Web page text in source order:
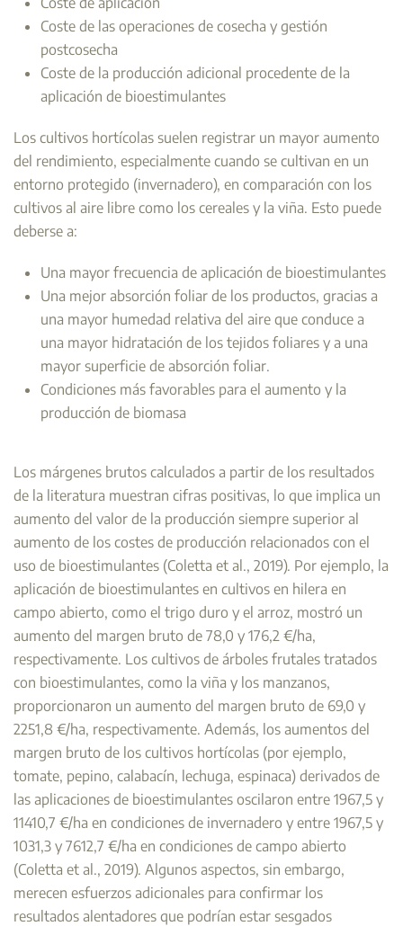
Coste de las operaciones de cosecha y gestión
postcosecha
Coste de la producción adicional procedente de la
aplicación de bioestimulantes
Los cultivos hortícolas suelen registrar un mayor aumento
del rendimiento, especialmente cuando se cultivan en un
entorno protegido (invernadero), en comparación con los
cultivos al aire libre como los cereales y la viña. Esto puede
deberse a:
Una mayor frecuencia de aplicación de bioestimulantes
Una mejor absorción foliar de los productos, gracias a
una mayor humedad relativa del aire que conduce a
una mayor hidratación de los tejidos foliares y a una
mayor superficie de absorción foliar.
Condiciones más favorables para el aumento y la
producción de biomasa
Los márgenes brutos calculados a partir de los resultados
de la literatura muestran cifras positivas, lo que implica un
aumento del valor de la producción siempre superior al
aumento de los costes de producción relacionados con el
uso de bioestimulantes (Coletta et al., 2019). Por ejemplo, la
aplicación de bioestimulantes en cultivos en hilera en
campo abierto, como el trigo duro y el arroz, mostró un
aumento del margen bruto de 78,0 y 176,2 €/ha,
respectivamente. Los cultivos de árboles frutales tratados
con bioestimulantes, como la viña y los manzanos,
proporcionaron un aumento del margen bruto de 69,0 y
2251,8 €/ha, respectivamente. Además, los aumentos del
margen bruto de los cultivos hortícolas (por ejemplo,
tomate, pepino, calabacín, lechuga, espinaca) derivados de
las aplicaciones de bioestimulantes oscilaron entre 1967,5 y
11410,7 €/ha en condiciones de invernadero y entre 1967,5 y
1031,3 y 7612,7 €/ha en condiciones de campo abierto
(Coletta et al., 2019). Algunos aspectos, sin embargo,
merecen esfuerzos adicionales para confirmar los
resultados alentadores que podrían estar sesgados